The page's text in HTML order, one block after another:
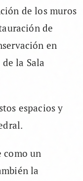
de los muros
de
en
la Sala
espacios y
como un
la